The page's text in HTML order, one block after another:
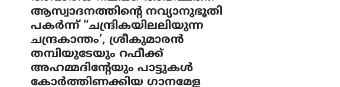
ആസ്വാദനത്തിന്റെ നവ്യാനുഭൂതി
പകർന്ന് “ചന്ദ്രികയിലലിയുന്ന
ചന്ദ്രകാന്തം’, ശ്രീകുമാരൻ
തമ്പിയുടേയും റഫീക്ക്
അഹമ്മദിന്റേയും പാട്ടുകൾ
കോർത്തിണക്കിയ ഗാനമേള